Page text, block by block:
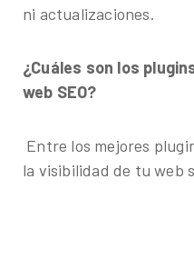
ni actualizaciones.
¿Cuáles son los
web SEO?
Entre los mejores
la visibilidad de tu web